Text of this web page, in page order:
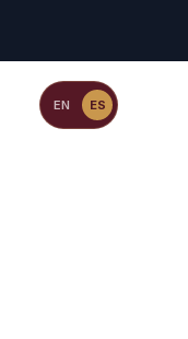
ES
EN